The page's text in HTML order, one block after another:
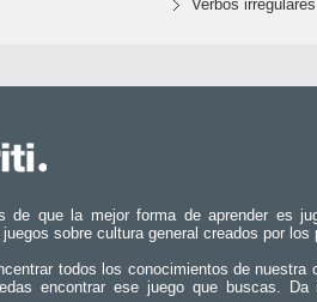
Verbos
de que la mejor forma de aprender es
sobre cultura general creados por los
todos los conocimientos de nuestra
encontrar ese juego que buscas.